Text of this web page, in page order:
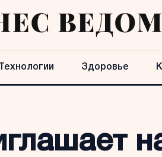
Технологии Здоровье